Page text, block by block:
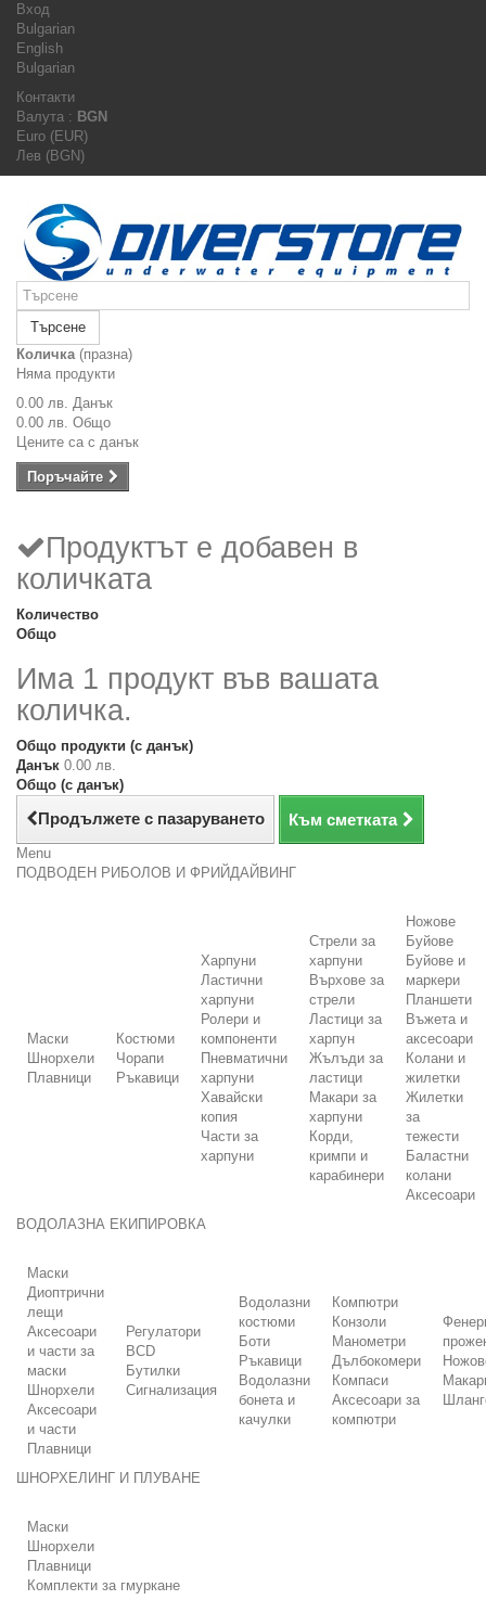
Вход
Bulgarian
English
Bulgarian
Контакти
Валута : BGN
Euro (EUR)
Лев (BGN)
Търсене
Количка (празна)
Няма продукти
0.00 лв. Данък
0.00 лв. Общо
Цените са с данък
Поръчайте
Продуктът е добавен в
количката
Количество
Общо
Има 1 продукт във вашата
количка.
Общо продукти (с данък)
Данък 0.00 лв.
Общо (с данък)
Продължете с пазаруването Към сметката
Menu
ПОДВОДЕН РИБОЛОВ И ФРИЙДАЙВИНГ
Маски
Шнорхели
Плавници
Костюми
Чорапи
Ръкавици
Харпуни
Ластични
харпуни
Ролери и
компоненти
Пневматични
харпуни
Хавайски
копия
Части за
харпуни
Стрели за
харпуни
Върхове за
стрели
Ластици за
харпун
Жълъди за
ластици
Макари за
харпуни
Корди,
кримпи и
карабинери
Ножове
Буйове
Буйове и
маркери
Планшети
Въжета и
аксесоари
Колани и
жилетки
Жилетки
за
тежести
Баластни
колани
Аксесоари
ВОДОЛАЗНА ЕКИПИРОВКА
Маски
Диоптрични
лещи
Аксесоари
и части за
маски
Шнорхели
Аксесоари
и части
Плавници
Регулатори
BCD
Бутилки
Сигнализация
Водолазни
костюми
Боти
Ръкавици
Водолазни
бонета и
качулки
Компютри
Конзоли
Манометри
Дълбокомери
Компаси
Аксесоари за
компютри
ШНОРХЕЛИНГ И ПЛУВАНЕ
Маски
Шнорхели
Плавници
Комплекти за гмуркане